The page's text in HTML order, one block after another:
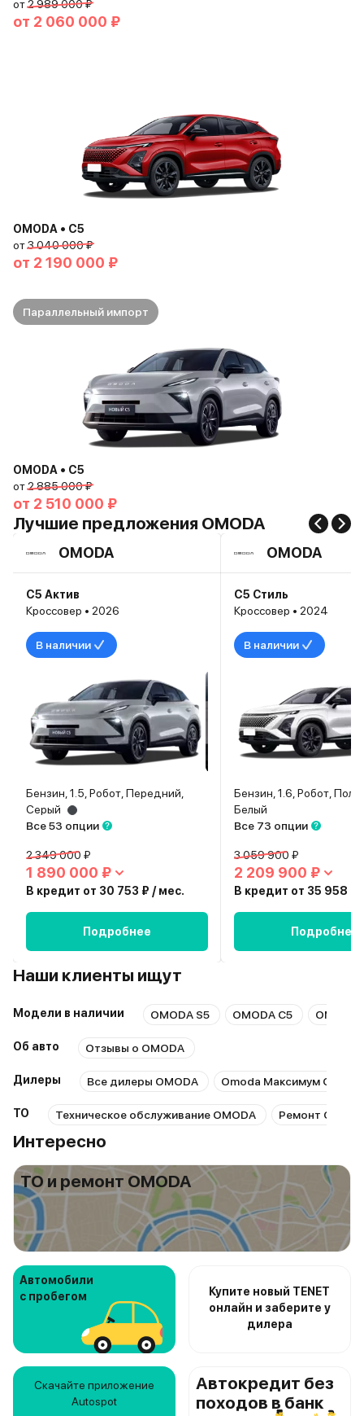
от2 989 000 ₽
от 2 060 000 ₽
OMODA • C5
от3 040 000 ₽
от 2 190 000 ₽
Параллельный импорт
OMODA • C5
от2 885 000 ₽
от 2 510 000 ₽
Лучшие предложения OMODA
OMODA
C5 Актив
Кроссовер • 2026
В наличии
Бензин, 1.5, Робот, Передний,
Серый
Все 53 опции
2 349 000 ₽
1 890 000 ₽
В кредит от 30 753 ₽ / мес.
Подробнее
OMODA
C5 Стиль
Кроссовер • 2024
В наличии
Бензин, 1.6, Робот,
Белый
Все 73 опции
3 059 900 ₽
2 209 900 ₽
В кредит от 35 958 ₽
Подробнее
Наши клиенты ищут
Модели в наличии OMODA S5 OMODA C5 OMODA
Об авто Отзывы о OMODA
Дилеры Все дилеры OMODA Omoda Максимум
ТО Техническое обслуживание OMODA Ремонт
Интересно
ТО и ремонт OMODA
Автомобили
с пробегом
Купите новый TENET
онлайн и заберите у
дилера
Скачайте приложение
Autospot
Автокредит без
походов в банк